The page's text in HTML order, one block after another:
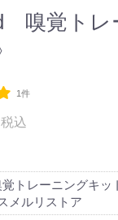
嗅覚トレ
1件
税込
覚トレーニングキ
メルリストア